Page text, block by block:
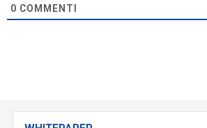
0 COMMENTI